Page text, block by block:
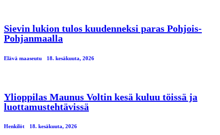
Sievin lukion tulos kuudenneksi paras Pohjois-
Pohjanmaalla
Elävä maaseutu 18. kesäkuuta, 2026
Ylioppilas Maunus Voltin kesä kuluu töissä ja
luottamustehtävissä
Henkilöt 18. kesäkuuta, 2026